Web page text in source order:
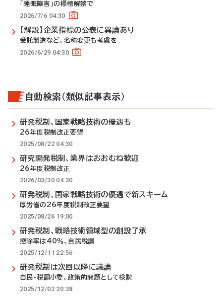
「睡眠障害」の標榜解禁で
2026/7/6 04:30
【解説】企業指標の公表に異論あり
受託製造など、名称変更も考慮を
2026/6/29 04:30
自動検索（類似記事表示）
研発税制、国家戦略技術の優遇も
26年度税制改正要望
2025/08/22 04:30
研究開発税制、業界はおおむね歓迎
26年度税制改正
2026/03/30 04:30
研発税制、国家戦略技術の優遇で新スキーム
厚労省の26年度税制改正要望
2025/08/26 19:00
研発税制、戦略技術領域型の創設了承
控除率は40％、自民税調
2025/12/11 22:56
研発税制は次回以降に議論
自民・税調小委、政策的問題として検討
2025/12/02 20:38